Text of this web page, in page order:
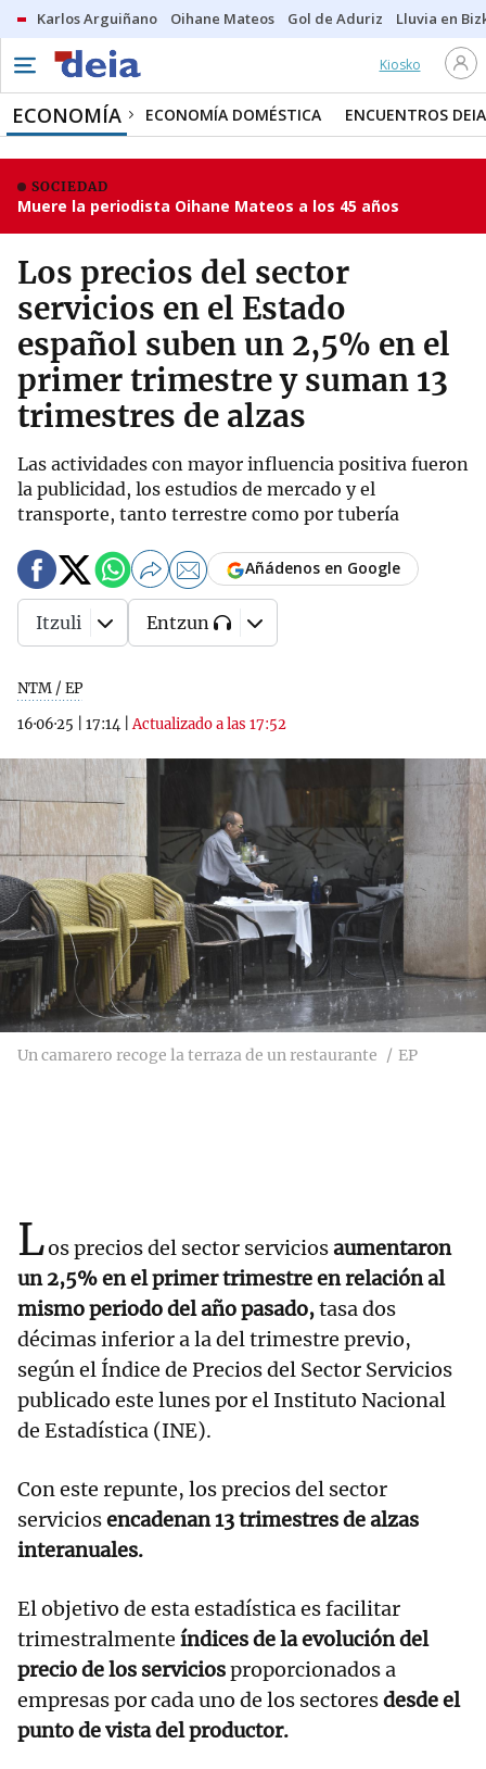
Karlos Arguiñano Oihane Mateos Gol de Aduriz Lluvia en
Kiosko
ECONOMÍA ECONOMÍA DOMÉSTICA ENCUENTROS DEIA
SOCIEDAD
Muere la periodista Oihane Mateos a los 45 años
Los precios del sector
servicios en el Estado
español suben un 2,5% en el
primer trimestre y suman 13
trimestres de alzas
Las actividades con mayor influencia positiva fueron
la publicidad, los estudios de mercado y el
transporte, tanto terrestre como por tubería
NTM / EP
16·06·25
17:14 |Actualizado a las 17:52
Añádenos en Google
Itzuli Entzun
Un camarero recoge la terraza de un restaurante EP
Los precios del sector serviciosaumentaron
un 2,5% en el primer trimestre en relación al
mismo periodo del año pasado,tasa dos
décimas inferior a la del trimestre previo,
según el Índice de Precios del Sector Servicios
publicado este lunes por el Instituto Nacional
de Estadística (INE).
Con este repunte, los precios del sector
serviciosencadenan 13 trimestres de alzas
interanuales.
El objetivo de esta estadística es facilitar
trimestralmente índices de la evolución del
precio de los serviciosproporcionados a
empresas por cada uno de los sectoresdesde el
punto de vista del productor.